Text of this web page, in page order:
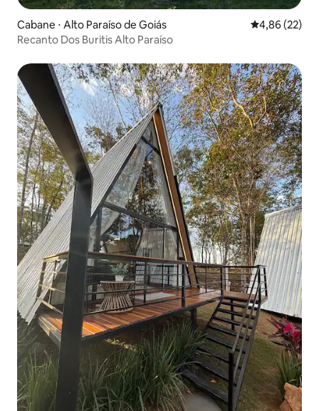
Cabane ⋅ Alto Paraíso de Goiás Évaluation
4,86 (22)
Recanto Dos Buritis Alto Paraíso